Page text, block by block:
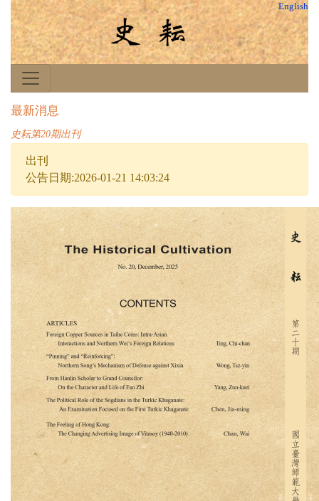
English
最新消息
史耘第20期出刊
出刊
公告日期:2026-01-21 14:03:24